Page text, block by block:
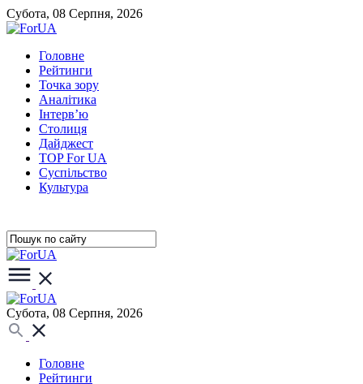
Субота, 08 Серпня, 2026
Головне
Рейтинги
Точка зору
Аналітика
Інтерв’ю
Столиця
Дайджест
TOP For UA
Суспiльство
Культура
Субота, 08 Серпня, 2026
Головне
Рейтинги